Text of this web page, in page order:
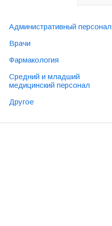
Административный персонал
Врачи
Фармакология
Средний и младший
медицинский персонал
Другое